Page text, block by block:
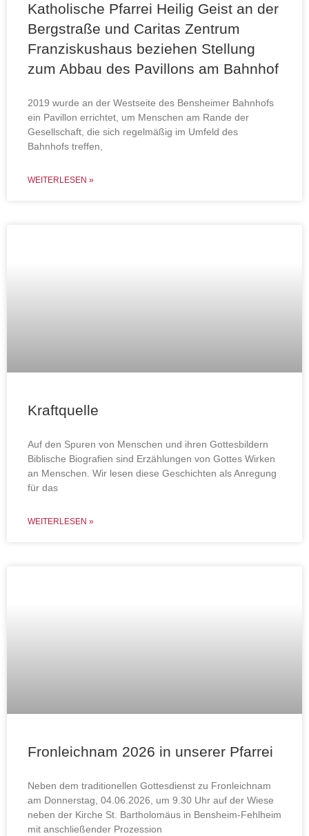
Katholische Pfarrei Heilig Geist an der
Bergstraße und Caritas Zentrum
Franziskushaus beziehen Stellung
zum Abbau des Pavillons am Bahnhof
2019 wurde an der Westseite des Bensheimer Bahnhofs
ein Pavillon errichtet, um Menschen am Rande der
Gesellschaft, die sich regelmäßig im Umfeld des
Bahnhofs treffen,
WEITERLESEN »
Kraftquelle
Auf den Spuren von Menschen und ihren Gottesbildern
Biblische Biografien sind Erzählungen von Gottes Wirken
an Menschen. Wir lesen diese Geschichten als Anregung
für das
WEITERLESEN »
Fronleichnam 2026 in unserer Pfarrei
Neben dem traditionellen Gottesdienst zu Fronleichnam
am Donnerstag, 04.06.2026, um 9.30 Uhr auf der Wiese
neben der Kirche St. Bartholomäus in Bensheim-Fehlheim
mit anschließender Prozession